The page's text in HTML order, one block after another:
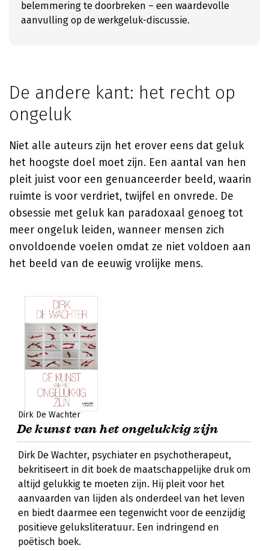
belemmering te doorbreken – een waardevolle
aanvulling op de werkgeluk-discussie.
De andere kant: het recht op
ongeluk
Niet alle auteurs zijn het erover eens dat geluk
het hoogste doel moet zijn. Een aantal van hen
pleit juist voor een genuanceerder beeld, waarin
ruimte is voor verdriet, twijfel en onvrede. De
obsessie met geluk kan paradoxaal genoeg tot
meer ongeluk leiden, wanneer mensen zich
onvoldoende voelen omdat ze niet voldoen aan
het beeld van de eeuwig vrolijke mens.
Dirk De Wachter
De kunst van het ongelukkig zijn
Dirk De Wachter, psychiater en psychotherapeut,
bekritiseert in dit boek de maatschappelijke druk om
altijd gelukkig te moeten zijn. Hij pleit voor het
aanvaarden van lijden als onderdeel van het leven
en biedt daarmee een tegenwicht voor de eenzijdig
positieve geluksliteratuur. Een indringend en
poëtisch boek.